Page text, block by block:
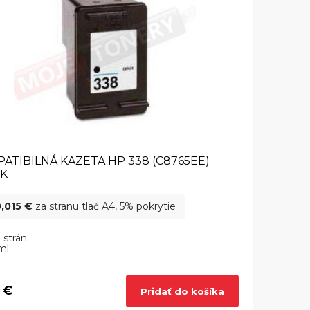
KAZETA HP 338 (C8765EE)
€ za stranu tlač A4, 5% pokrytie
strán
€ Pridať do košíka